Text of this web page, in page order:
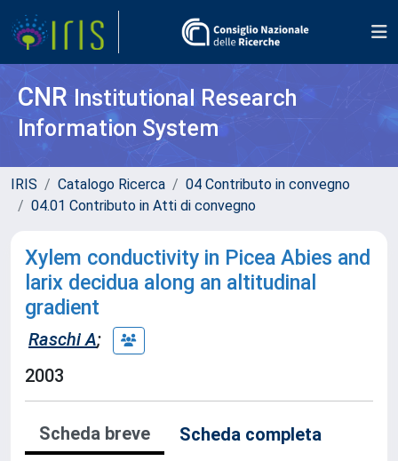
CNR Institutional Research
Information System
IRIS Catalogo Ricerca
04 Contributo in convegno
04.01 Contributo in Atti di convegno
Xylem conductivity in Picea Abies and
larix decidua along an altitudinal
gradient
Raschi A;
2003
Scheda breve
Scheda completa